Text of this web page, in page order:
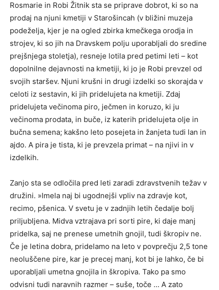
Rosmarie in Robi Žitnik sta se priprave dobrot, ki so na
prodaj na njuni kmetiji v Starošincah (v bližini muzeja
podeželja, kjer je na ogled zbirka kmečkega orodja in
strojev, ki so jih na Dravskem polju uporabljali do sredine
prejšnjega stoletja), resneje lotila pred petimi leti – kot
dopolnilne dejavnosti na kmetiji, ki jo je Robi prevzel od
svojih staršev. Njuni krušni in drugi izdelki so skorajda v
celoti iz sestavin, ki jih pridelujeta na kmetiji. Zdaj
pridelujeta večinoma piro, ječmen in koruzo, ki ju
večinoma prodata, in buče, iz katerih pridelujeta olje in
bučna semena; kakšno leto posejeta in žanjeta tudi lan in
ajdo. A pira je tista, ki je prevzela primat – na njivi in v
izdelkih.
Zanjo sta se odločila pred leti zaradi zdravstvenih težav v
družini. »Imela naj bi ugodnejši vpliv na zdravje kot,
recimo, pšenica. V svetu je v zadnjih letih čedalje bolj
priljubljena. Midva vztrajava pri sorti pire, ki daje manj
pridelka, saj ne prenese umetnih gnojil, tudi škropiv ne.
Če je letina dobra, pridelamo na leto v povprečju 2,5 tone
neoluščene pire, kar je precej manj, kot bi je lahko, če bi
uporabljali umetna gnojila in škropiva. Tako pa smo
odvisni tudi naravnih razmer – suše, toče … A zato